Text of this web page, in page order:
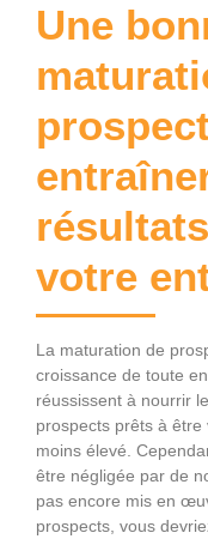
Une
votre
La maturation de
croissance de toute
réussissent à nourrir
prospects prêts à
moins élevé.
être négligée par de
pas encore mis en
prospects, vous